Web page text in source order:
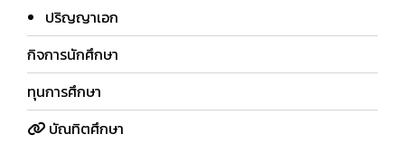
ปริญญาเอก
กิจการนักศึกษา
ทุนการศึกษา
บัณทิตศึกษา